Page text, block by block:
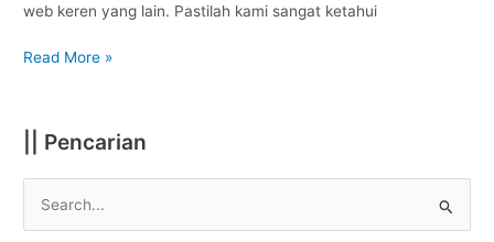
web keren yang lain. Pastilah kami sangat ketahui
Read More »
|| Pencarian